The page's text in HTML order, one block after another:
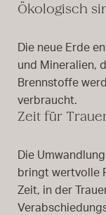
Ökologisch
Die neue Erde
und Mineralien,
Brennstoffe
verbraucht.
Zeit für
Die
bringt wertvolle
Zeit, in der